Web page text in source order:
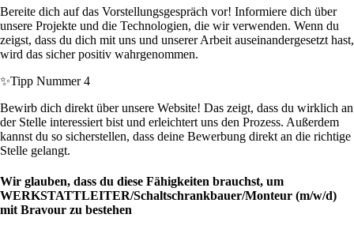
Bereite dich auf das Vorstellungsgespräch vor! Informiere dich über
unsere Projekte und die Technologien, die wir verwenden. Wenn du
zeigst, dass du dich mit uns und unserer Arbeit auseinandergesetzt hast,
wird das sicher positiv wahrgenommen.
✨Tipp Nummer 4
Bewirb dich direkt über unsere Website! Das zeigt, dass du wirklich an
der Stelle interessiert bist und erleichtert uns den Prozess. Außerdem
kannst du so sicherstellen, dass deine Bewerbung direkt an die richtige
Stelle gelangt.
Wir glauben, dass du diese Fähigkeiten brauchst, um
WERKSTATTLEITER/Schaltschrankbauer/Monteur (m/w/d)
mit Bravour zu bestehen